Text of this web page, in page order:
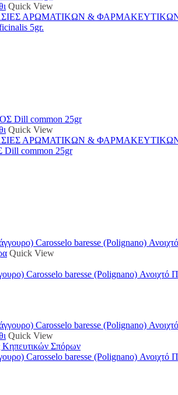
Quick View
ΑΡΩΜΑΤΙΚΩΝ &
5gr.
Quick View
ΑΡΩΜΑΤΙΚΩΝ &
common 25gr
Quick View
Carosselo baresse (Polignano) Ανοιχτό
Quick View
Κηπευτικών Σπόρων
Carosselo baresse (Polignano) Ανοιχτό